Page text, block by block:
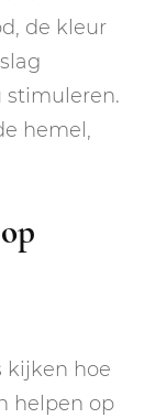
de kleur
stimuleren.
hemel,
kijken hoe
helpen op